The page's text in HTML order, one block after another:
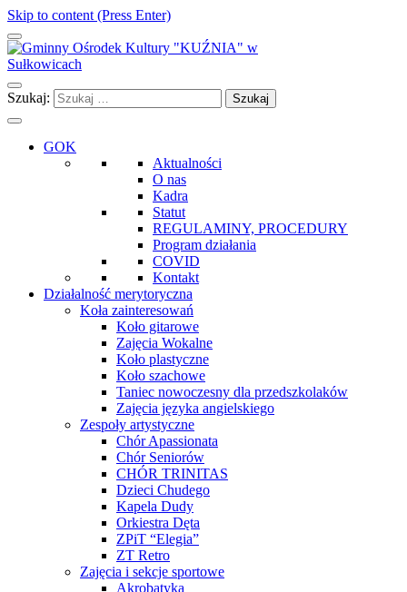
Skip to content (Press Enter)
Gminny Ośrodek Kultury "KUŹNIA" w Sułkowicach
Szukaj:
GOK
Aktualności
O nas
Kadra
Statut
REGULAMINY, PROCEDURY
Program działania
COVID
Kontakt
Działalność merytoryczna
Koła zainteresowań
Koło gitarowe
Zajęcia Wokalne
Koło plastyczne
Koło szachowe
Taniec nowoczesny dla przedszkolaków
Zajęcia języka angielskiego
Zespoły artystyczne
Chór Apassionata
Chór Seniorów
CHÓR TRINITAS
Dzieci Chudego
Kapela Dudy
Orkiestra Dęta
ZPiT “Elegia”
ZT Retro
Zajęcia i sekcje sportowe
Akrobatyka